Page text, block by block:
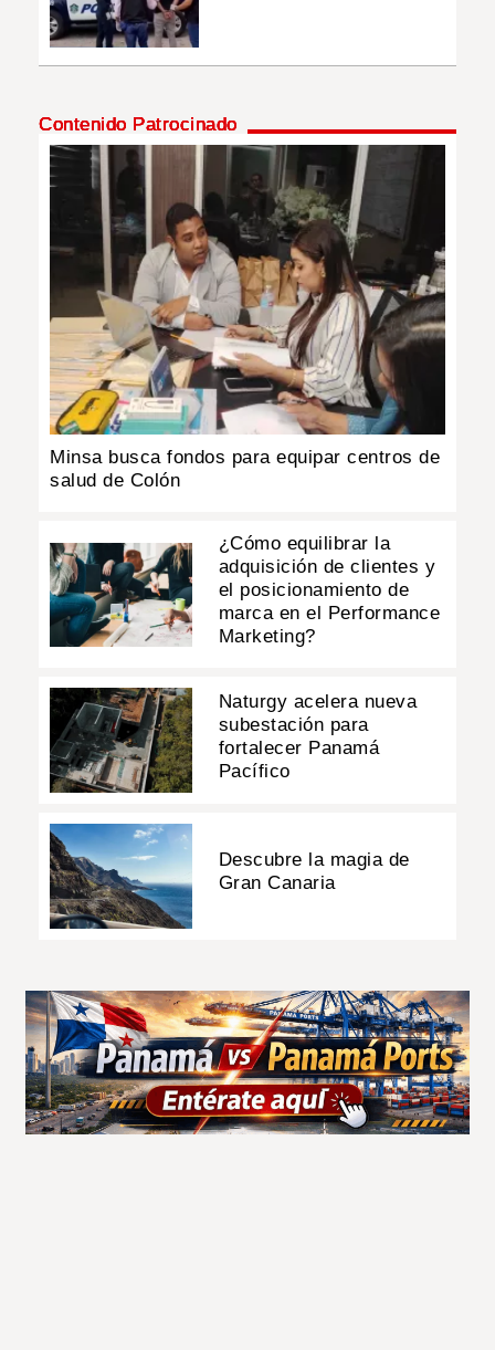
Contenido Patrocinado
Minsa busca fondos para equipar centros de
salud de Colón
¿Cómo equilibrar la
adquisición de clientes y
el posicionamiento de
marca en el Performance
Marketing?
Naturgy acelera nueva
subestación para
fortalecer Panamá
Pacífico
Descubre la magia de
Gran Canaria